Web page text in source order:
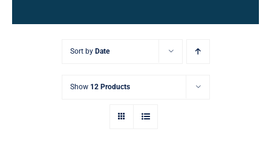
Sort by Date
Show 12 Products